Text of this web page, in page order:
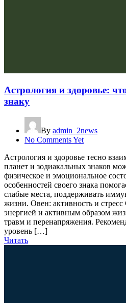
Астрология и здоровье:
знаку
By admin_2news
No Comments Yet
Астрология и здоровье тесно
планет и зодиакальных знаков
физическое и эмоциональное
особенностей своего знака
слабые места, поддерживать
жизни. Овен: активность и
энергией и активным образом
травм и перенапряжения.
уровень […]
Читать